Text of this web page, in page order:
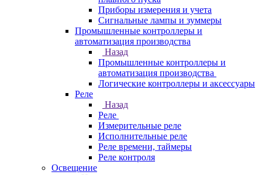
Приборы измерения и учета
Сигнальные лампы и зуммеры
Промышленные контроллеры и
автоматизация производства
Назад
Промышленные контроллеры и
автоматизация производства
Логические контроллеры и аксессуары
Реле
Назад
Реле
Измерительные реле
Исполнительные реле
Реле времени, таймеры
Реле контроля
Освещение